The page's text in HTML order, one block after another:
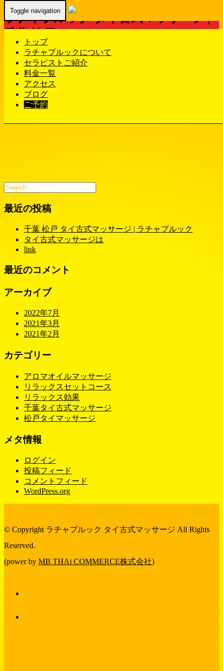
Toggle navigation
トップ
ラチャプルックについて
セラピストご紹介
料金一覧
アクセス
ブログ
ご予約
ラチャプルック タイ古式マッサージ |
Home --ラチャ…
ラチャプルック タイ古式マッサージ | 千葉 松戸
最近の投稿
千葉 松戸 タイ古式マッサージ | ラチャプルック
タイ古式マッサージは
link
最近のコメント
アーカイブ
2022年7月
2021年3月
2021年2月
カテゴリー
アロマオイルマッサージ
リラックスセットコース
リラックス効果
千葉タイ古式マッサージ
松戸タイマッサージ
メタ情報
ログイン
投稿フィード
コメントフィード
WordPress.org
© Copyright ラチャプルック タイ古式マッサージ All Rights
Reserved.
(power by MB THAi COMMERCE株式会社)